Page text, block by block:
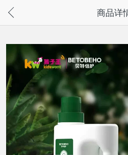
请通过微信或支付宝搜“奇兔客小程序
商品详